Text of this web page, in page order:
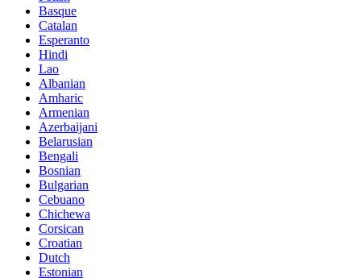
Basque
Catalan
Esperanto
Hindi
Lao
Albanian
Amharic
Armenian
Azerbaijani
Belarusian
Bengali
Bosnian
Bulgarian
Cebuano
Chichewa
Corsican
Croatian
Dutch
Estonian